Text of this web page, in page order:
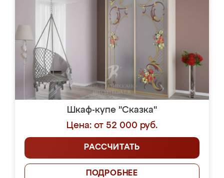
Шкаф-купе "Сказка"
Цена: от 52 000 руб.
РАССЧИТАТЬ
ПОДРОБНЕЕ